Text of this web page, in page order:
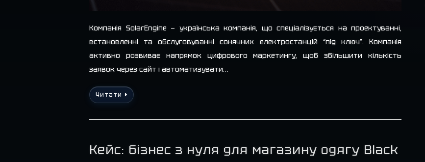
Компанія SolarEngine — українська компанія, що спеціалізується на проектуванні,
встановленні та обслуговуванні сонячних електростанцій “під ключ”. Компанія
активно розвиває напрямок цифрового маркетингу, щоб збільшити кількість
заявок через сайт і автоматизувати…
Читати
Кейс: бізнес з нуля для магазину одягу Black